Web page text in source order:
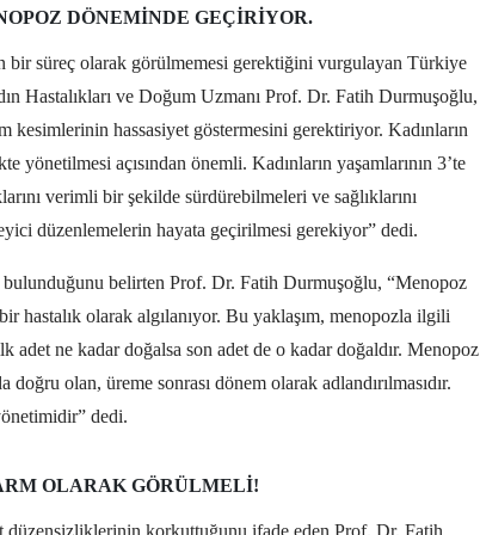
DÖNEMINDE GEÇIRIYOR.
bir süreç olarak görülmemesi gerektiğini vurgulayan Türkiye
Hastalıkları ve Doğum Uzmanı Prof. Dr. Fatih Durmuşoğlu,
kesimlerinin hassasiyet göstermesini gerektiriyor. Kadınların
açısından önemli. Kadınların yaşamlarının 3’te
verimli bir şekilde sürdürebilmeleri ve sağlıklarını
düzenlemelerin hayata geçirilmesi gerekiyor” dedi.
belirten Prof. Dr. Fatih Durmuşoğlu, “Menopoz
hastalık olarak algılanıyor. Bu yaklaşım, menopozla ilgili
adet ne kadar doğalsa son adet de o kadar doğaldır. Menopoz
olan, üreme sonrası dönem olarak adlandırılmasıdır.
dedi.
OLARAK GÖRÜLMELI!
düzensizliklerinin korkuttuğunu ifade eden Prof. Dr. Fatih